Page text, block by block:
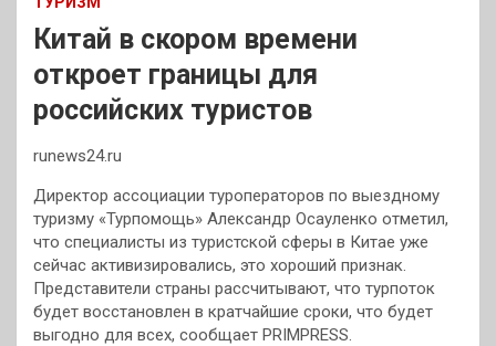
Китай в скором времени
откроет границы для
российских туристов
runews24.ru
Директор ассоциации туроператоров по выездному
туризму «Турпомощь» Александр Осауленко отметил,
что специалисты из туристской сферы в Китае уже
сейчас активизировались, это хороший признак.
Представители страны рассчитывают, что турпоток
будет восстановлен в кратчайшие сроки, что будет
выгодно для всех, сообщает PRIMPRESS.